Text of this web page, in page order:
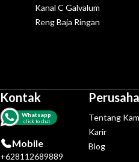
Kanal C Galvalum
Reng Baja Ringan
Kontak
Whatsapp
click to chat
Mobile
+628112689889
Tentang
Karir
Blog